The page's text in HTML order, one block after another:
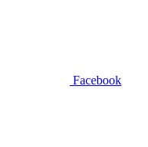
Facebook